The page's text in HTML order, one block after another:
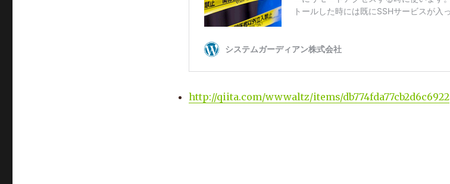
http://qiita.com/wwwaltz/items/db774fda77cb2d6c6922